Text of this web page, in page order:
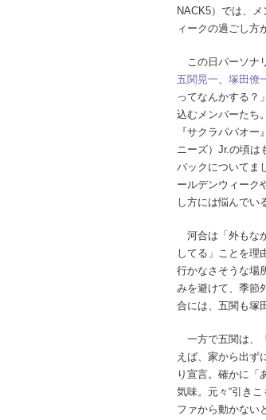
NACK5）では、
ィークの過ごし方
この日パーソナ
五関晃一、 塚田僚
ってなんかする？
込むメンバーたち
『サクラパパオ
ニーズ）Jr.の頃は
バックについてま
ールデンウィー
し方には悩んでい
河合は「外もな
してる」ことを理
行かなさそうな場
みを避けて、季節
合には、五関も塚
一方で五関は、
えば、家から出ず
り宣言。確かに「
気味。元々“引き
ファから動かない